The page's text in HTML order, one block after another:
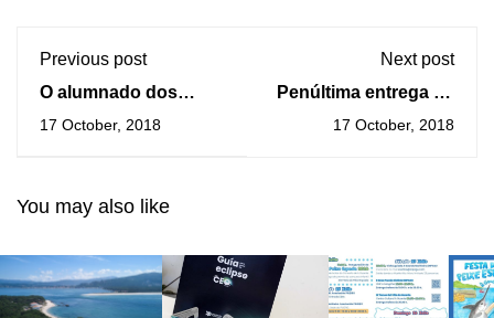
Previous post
O alumnado dos
centros educativos
17 October, 2018
Next post
Penúltima entrega de
20 carros de compra
17 October, 2018
You may also like